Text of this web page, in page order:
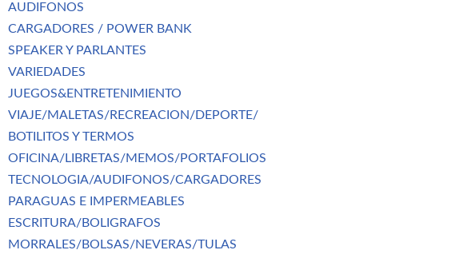
AUDIFONOS
CARGADORES / POWER BANK
SPEAKER Y PARLANTES
VARIEDADES
JUEGOS&ENTRETENIMIENTO
VIAJE/MALETAS/RECREACION/DEPORTE/
BOTILITOS Y TERMOS
OFICINA/LIBRETAS/MEMOS/PORTAFOLIOS
TECNOLOGIA/AUDIFONOS/CARGADORES
PARAGUAS E IMPERMEABLES
ESCRITURA/BOLIGRAFOS
MORRALES/BOLSAS/NEVERAS/TULAS